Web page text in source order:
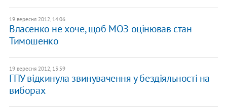
19 вересня 2012, 14:06
Власенко не хоче, щоб МОЗ оцінював стан
Тимошенко
19 вересня 2012, 13:59
ГПУ відкинула звинувачення у бездіяльності на
виборах